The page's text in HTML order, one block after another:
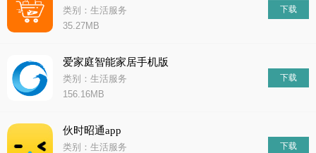
类别：生活服务
35.27MB
下载
爱家庭智能家居手机版
类别：生活服务
156.16MB
下载
伙时昭通app
类别：生活服务
下载